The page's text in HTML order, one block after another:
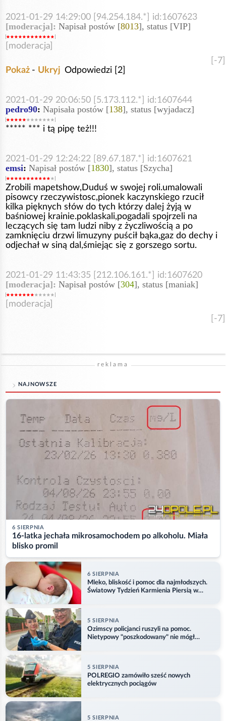
2021-01-29 14:29:00 [94.254.184.*] id:1607623
[moderacja]: Napisał postów [8013], status [VIP]
[moderacja]
[-7]
Pokaż - Ukryj Odpowiedzi [2]
2021-01-29 20:06:50 [5.173.112.*] id:1607644
pedro90: Napisała postów [138], status [wyjadacz]
***** *** i tą pipę też!!!
2021-01-29 12:24:22 [89.67.187.*] id:1607621
emsi: Napisał postów [1830], status [Szycha]
Zrobili mapetshow,Duduś w swojej roli.umalowali
pisowcy rzeczywistosc,pionek kaczynskiego rzucił
kilka pięknych słów do tych którzy dalej żyją w
baśniowej krainie.poklaskali,pogadali spojrzeli na
leczących się tam ludzi niby z życzliwością a po
zamknięciu drzwi limuzyny puścił bąka,gaz do dechy i
odjechał w siną dal,śmiejąc się z gorszego sortu.
2021-01-29 11:43:35 [212.106.161.*] id:1607620
[moderacja]: Napisał postów [304], status [maniak]
[moderacja]
[-7]
reklama
NAJNOWSZE
6 SIERPNIA
16-latka jechała mikrosamochodem po alkoholu. Miała
blisko promil
6 SIERPNIA
Mleko, bliskość i pomoc dla najmłodszych.
Światowy Tydzień Karmienia Piersią w
5 SIERPNIA
Ozimscy policjanci ruszyli na pomoc.
Nietypowy "poszkodowany" nie mógł
5 SIERPNIA
POLREGIO zamówiło sześć nowych
elektrycznych pociągów
5 SIERPNIA